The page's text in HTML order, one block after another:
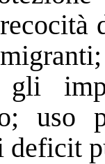
gli
uso
deficit